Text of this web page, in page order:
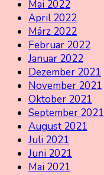
Mai 2022
April 2022
März 2022
Februar 2022
Januar 2022
Dezember 2021
November 2021
Oktober 2021
September 2021
August 2021
Juli 2021
Juni 2021
Mai 2021